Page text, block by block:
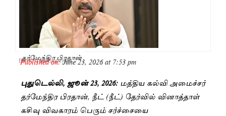
தர்மேந்திர பிரதான்
ByPushpa Gopinath
Published on:June 23, 2026 at 7:53 pm
புதுடெல்லி, ஜூன் 23, 2026: மத்திய கல்வி அமைச்சர்
தர்மேந்திர பிரதான், நீட் (நீட்) தேர்வில் வினாத்தாள்
கசிவு விவகாரம் பெரும் சர்ச்சையை